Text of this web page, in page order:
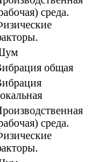
среда.
общая
среда.